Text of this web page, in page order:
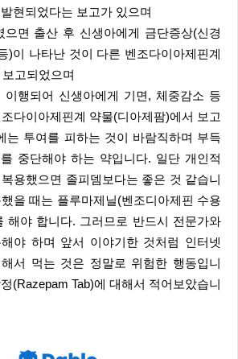
현되었다는 보고가 있으며
)이 나타난 것이 다른 벤조다이아제핀계
고되었으며
다이아제핀계 약물(디아제팜)에서 보고
는 투여를 피하는 것이 바람직하며 부득
중단해야 하는 약입니다. 일단 개인적
용했으면 졸피뎀보다는 좋은 것 같습니
을 때는 플루마제닐(벤조디아제핀 수용
해야 합니다. 그러므로 반드시 전문가와
야 하며 앞서 이야기한 것처럼 인터넷
서 먹는 것은 정말로 위험한 행동입니
(Razepam Tab)에 대해서 적어보았습니